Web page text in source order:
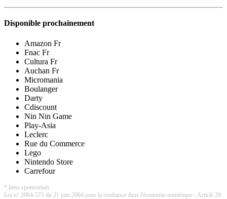
Disponible prochainement
Amazon Fr
Fnac Fr
Cultura Fr
Auchan Fr
Micromania
Boulanger
Darty
Cdiscount
Nin Nin Game
Play-Asia
Leclerc
Rue du Commerce
Lego
Nintendo Store
Carrefour
* liens sponsorisés
Loi n° 2004-575 du 21 juin 2004 pour la confiance dans l'économie numérique - Article 20